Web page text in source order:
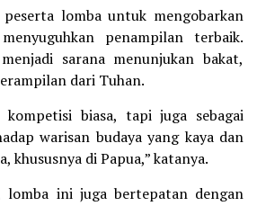
lomba untuk mengobarkan
penampilan terbaik.
sarana menunjukan bakat,
dari Tuhan.
kompetisi biasa, tapi juga sebagai
warisan budaya yang kaya dan
khususnya di Papua,” katanya.
lomba ini juga bertepatan dengan